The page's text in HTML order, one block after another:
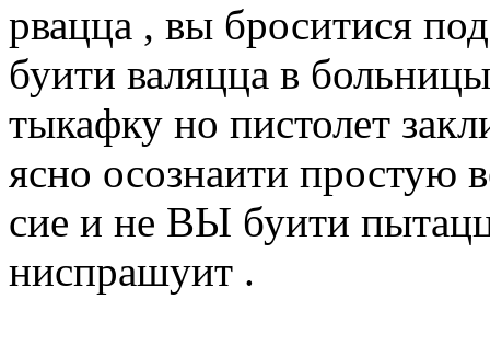
рвацца , вы броситися
буити валяцца в
тыкафку но пистолет
ясно осознаити простую
сие и не ВЫ буити
ниспрашуит .